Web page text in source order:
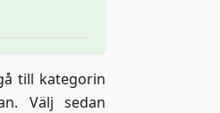
till kategorin
Välj sedan